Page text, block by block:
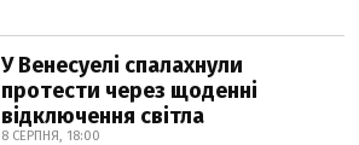
У Венесуелі спалахнули
протести через щоденні
відключення світла
8 СЕРПНЯ, 18:00